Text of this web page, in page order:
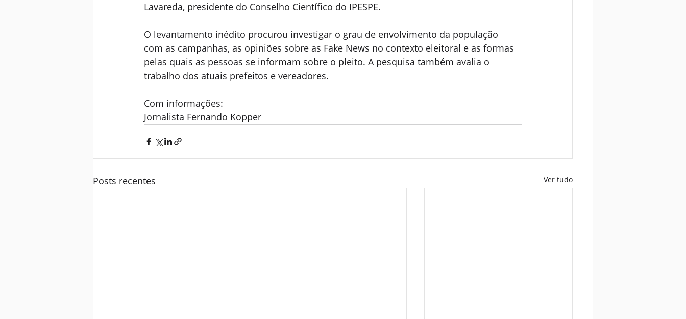
Lavareda, presidente do Conselho Científico do IPESPE.
O levantamento inédito procurou investigar o grau de envolvimento da população
com as campanhas, as opiniões sobre as Fake News no contexto eleitoral e as formas
pelas quais as pessoas se informam sobre o pleito. A pesquisa também avalia o
trabalho dos atuais prefeitos e vereadores.
Com informações:
Jornalista Fernando Kopper
Posts recentes Ver tudo